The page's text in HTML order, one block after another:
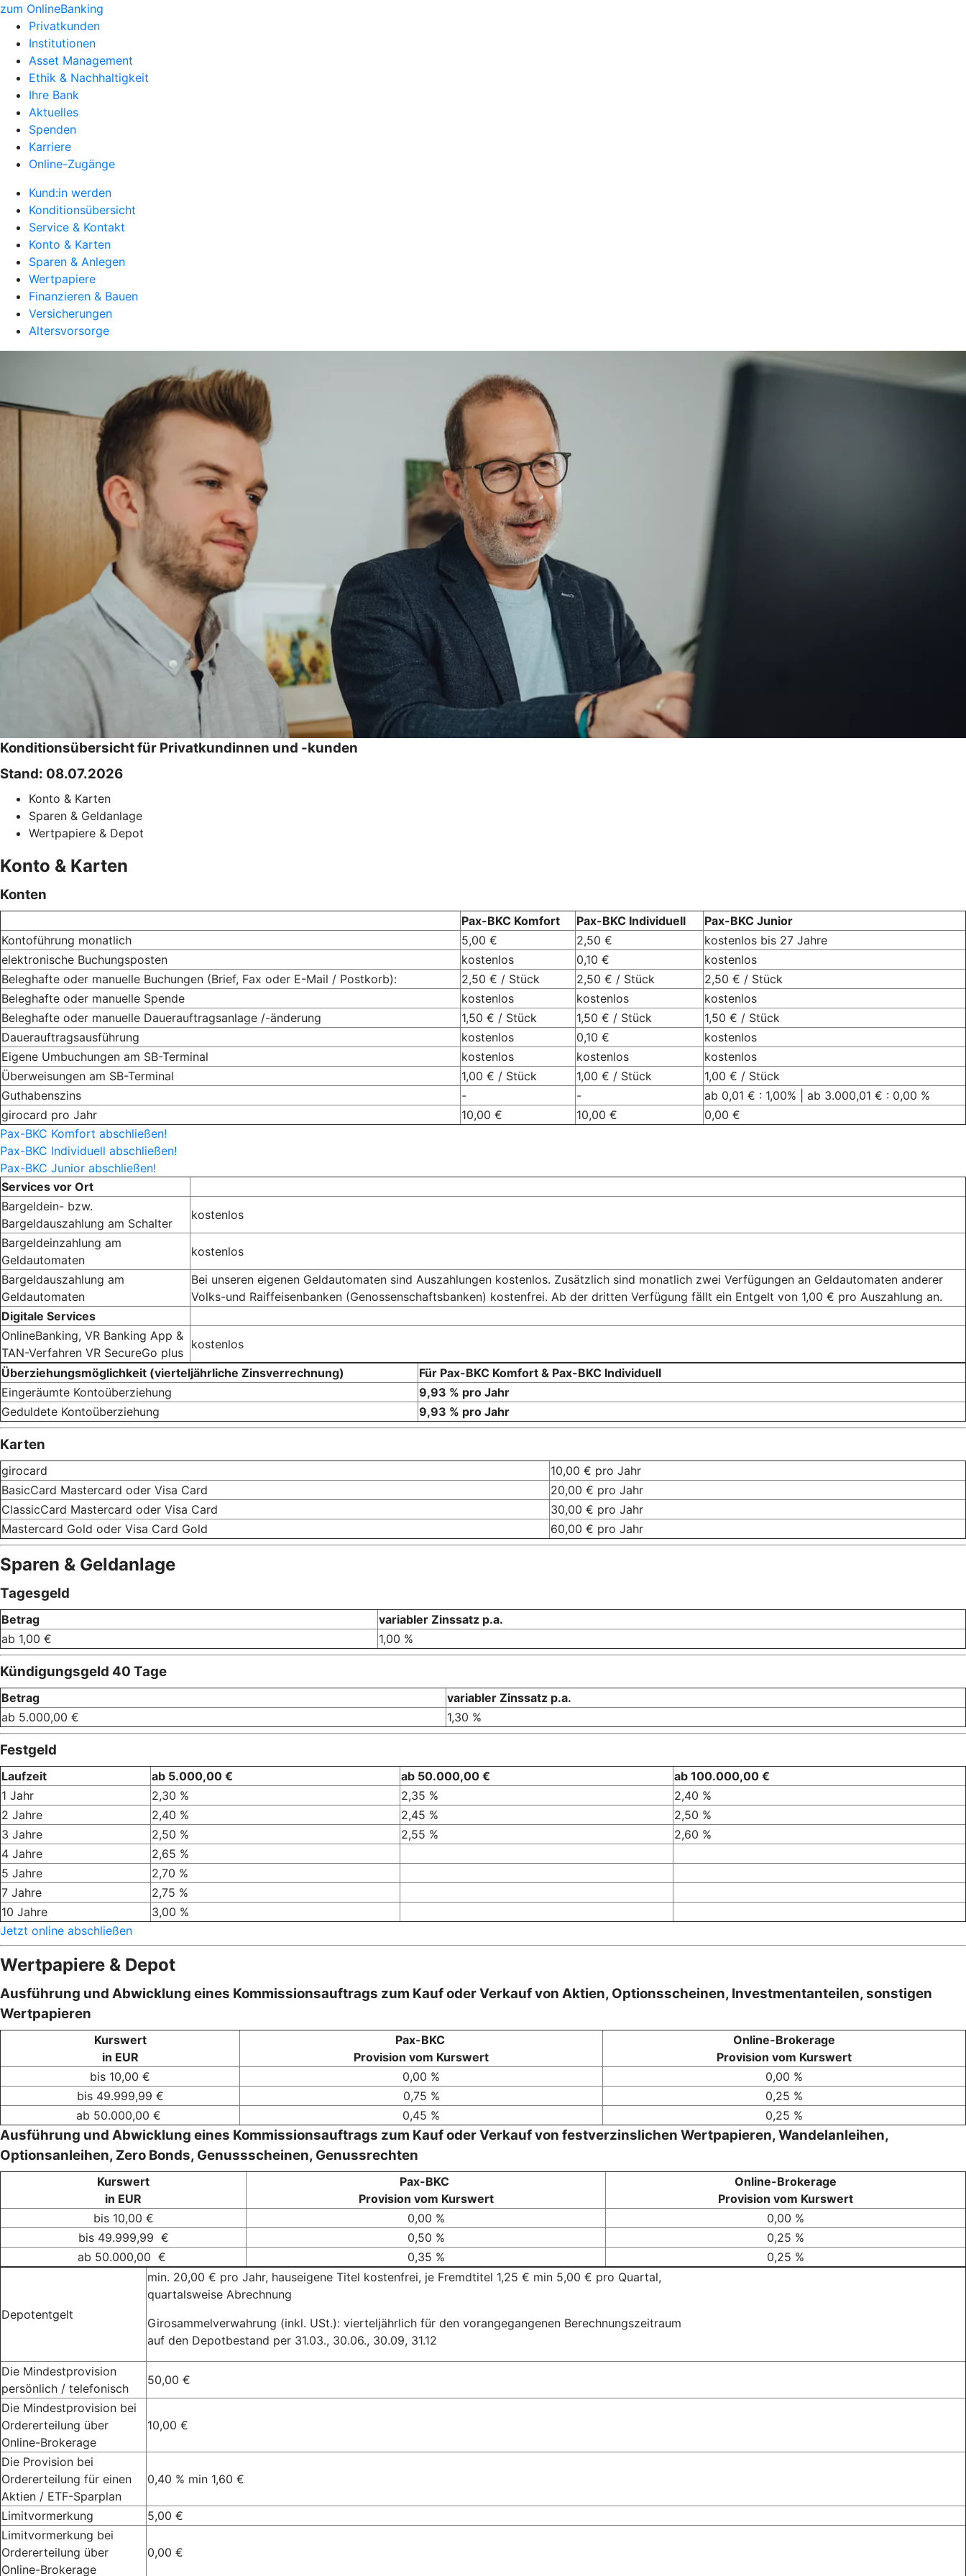
zum OnlineBanking
Privatkunden
Institutionen
Asset Management
Ethik & Nachhaltigkeit
Ihre Bank
Aktuelles
Spenden
Karriere
Online-Zugänge
Kund:in werden
Konditionsübersicht
Service & Kontakt
Konto & Karten
Sparen & Anlegen
Wertpapiere
Finanzieren & Bauen
Versicherungen
Altersvorsorge
Konditionsübersicht für Privatkundinnen und -kunden
Stand: 08.07.2026
Konto & Karten
Sparen & Geldanlage
Wertpapiere & Depot
Konto & Karten
Konten
Pax-BKC Komfort Pax-BKC Individuell
Pax-BKC Junior
Kontoführung monatlich
5,00 € 2,50 €
kostenlos bis 27 Jahre
elektronische Buchungsposten
kostenlos 0,10 €
kostenlos
Beleghafte oder manuelle Buchungen (Brief, Fax oder E-Mail / Postkorb):
2,50 € / Stück 2,50 € / Stück
2,50 € / Stück
Beleghafte oder manuelle Spende
kostenlos kostenlos
kostenlos
Beleghafte oder manuelle Dauerauftragsanlage /-änderung
1,50 € / Stück 1,50 € / Stück
1,50 € / Stück
Dauerauftragsausführung
kostenlos 0,10 €
kostenlos
Eigene Umbuchungen am SB-Terminal
kostenlos kostenlos
kostenlos
Überweisungen am SB-Terminal
1,00 € / Stück 1,00 € / Stück
1,00 € / Stück
Guthabenszins
- -
ab 0,01 € : 1,00% | ab 3.000,01 € : 0,00 %
girocard pro Jahr
10,00 € 10,00 €
0,00 €
Pax-BKC Komfort abschließen!
Pax-BKC Individuell abschließen!
Pax-BKC Junior abschließen!
Services vor Ort
Bargeldein- bzw.
Bargeldauszahlung am Schalter
kostenlos
Bargeldeinzahlung am
Geldautomaten
kostenlos
Bargeldauszahlung am
Geldautomaten
Bei unseren eigenen Geldautomaten sind Auszahlungen kostenlos. Zusätzlich sind monatlich zwei Verfügungen an Geldautomaten anderer
Volks-und Raiffeisenbanken (Genossenschaftsbanken) kostenfrei. Ab der dritten Verfügung fällt ein Entgelt von 1,00 € pro Auszahlung an.
Digitale Services
OnlineBanking, VR Banking App &
TAN-Verfahren VR SecureGo plus
kostenlos
Überziehungsmöglichkeit (vierteljährliche Zinsverrechnung)
Für Pax-BKC Komfort & Pax-BKC Individuell
Eingeräumte Kontoüberziehung
9,93 % pro Jahr
Geduldete Kontoüberziehung
9,93 % pro Jahr
Karten
girocard
10,00 € pro Jahr
BasicCard Mastercard oder Visa Card
20,00 € pro Jahr
ClassicCard Mastercard oder Visa Card
30,00 € pro Jahr
Mastercard Gold oder Visa Card Gold
60,00 € pro Jahr
Sparen & Geldanlage
Tagesgeld
Betrag
variabler Zinssatz p.a.
ab 1,00 €
1,00 %
Kündigungsgeld 40 Tage
Betrag
variabler Zinssatz p.a.
ab 5.000,00 €
1,30 %
Festgeld
Laufzeit ab 5.000,00 € ab 50.000,00 €
ab 100.000,00 €
1 Jahr
2,30 % 2,35 %
2,40 %
2 Jahre
2,40 % 2,45 %
2,50 %
3 Jahre
2,50 % 2,55 %
2,60 %
4 Jahre
2,65 %
5 Jahre
2,70 %
7 Jahre
2,75 %
10 Jahre
3,00 %
Jetzt online abschließen
Wertpapiere & Depot
Ausführung und Abwicklung eines Kommissionsauftrags zum Kauf oder Verkauf von Aktien, Optionsscheinen, Investmentanteilen, sonstigen
Wertpapieren
Kurswert
in EUR
Pax-BKC
Provision vom Kurswert
Online-Brokerage
Provision vom Kurswert
bis 10,00 €
0,00 %
0,00 %
bis 49.999,99 €
0,75 %
0,25 %
ab 50.000,00 €
0,45 % 0,25 %
Ausführung und Abwicklung eines Kommissionsauftrags zum Kauf oder Verkauf von festverzinslichen Wertpapieren, Wandelanleihen,
Optionsanleihen, Zero Bonds, Genussscheinen, Genussrechten
Kurswert
in EUR
Pax-BKC
Provision vom Kurswert
Online-Brokerage
Provision vom Kurswert
bis 10,00 €
0,00 %
0,00 %
bis 49.999,99 €
0,50 %
0,25 %
ab 50.000,00 €
0,35 % 0,25 %
Depotentgelt
min. 20,00 € pro Jahr, hauseigene Titel kostenfrei, je Fremdtitel 1,25 € min 5,00 € pro Quartal,
quartalsweise Abrechnung
Girosammelverwahrung (inkl. USt.): vierteljährlich für den vorangegangenen Berechnungszeitraum
auf den Depotbestand per 31.03., 30.06., 30.09, 31.12
Die Mindestprovision
persönlich / telefonisch
50,00 €
Die Mindestprovision bei
Ordererteilung über
Online-Brokerage
10,00 €
Die Provision bei
Ordererteilung für einen
Aktien / ETF-Sparplan
0,40 % min 1,60 €
Limitvormerkung
5,00 €
Limitvormerkung bei
Ordererteilung über
Online-Brokerage
0,00 €